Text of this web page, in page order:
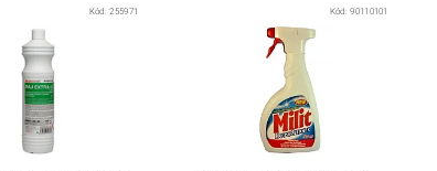
Kód:255971 Kód:90110101